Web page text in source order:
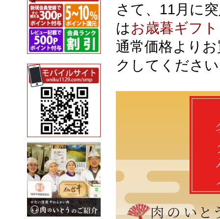
さて、11月に
はお歳暮ギフ
通常価格より
クしてくださ